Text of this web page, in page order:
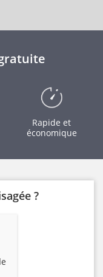
Rapide et
économique
?